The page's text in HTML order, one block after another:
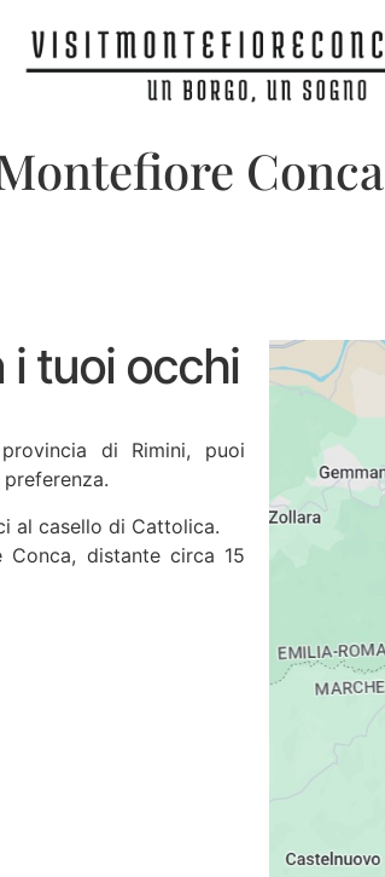
Conca
i tuoi occhi
di Rimini, puoi
al casello di Cattolica.
distante circa 15